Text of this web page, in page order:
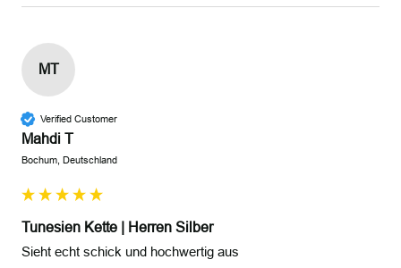
MT
Verified Customer
Mahdi T
Bochum, Deutschland
Tunesien Kette | Herren Silber
Sieht echt schick und hochwertig aus